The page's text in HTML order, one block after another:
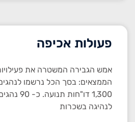
פעולות אכיפה
אמש הגבירה המשטרה את
הממצאים: בסך הכל נרשמו
1,300
לנהיגה בשכרות